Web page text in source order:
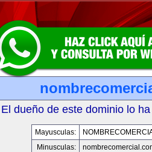
El dueño de este dominio lo
Mayusculas:
Minusculas: